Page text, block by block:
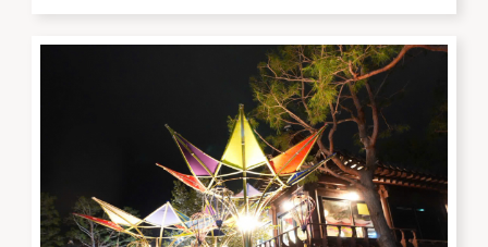
và năng lực sáng tạo của cộng đồng cư dân địa
phương. Những năm gần đây, công tác kiểm kê, nhận
diện và xây dựng hồ sơ khoa học đối với các Di sản văn
hóa phi vật thể đã được triển khai một cách hệ thống,
góp phần định hình cơ sở dữ liệu quan trọng cho chiến
lược bảo tồn và phát huy giá trị di sản trong bối cảnh